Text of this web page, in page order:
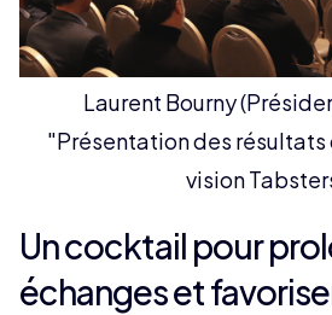
Laurent Bourny
"Présentation des résultats
vision
Un cocktail pour
échanges et